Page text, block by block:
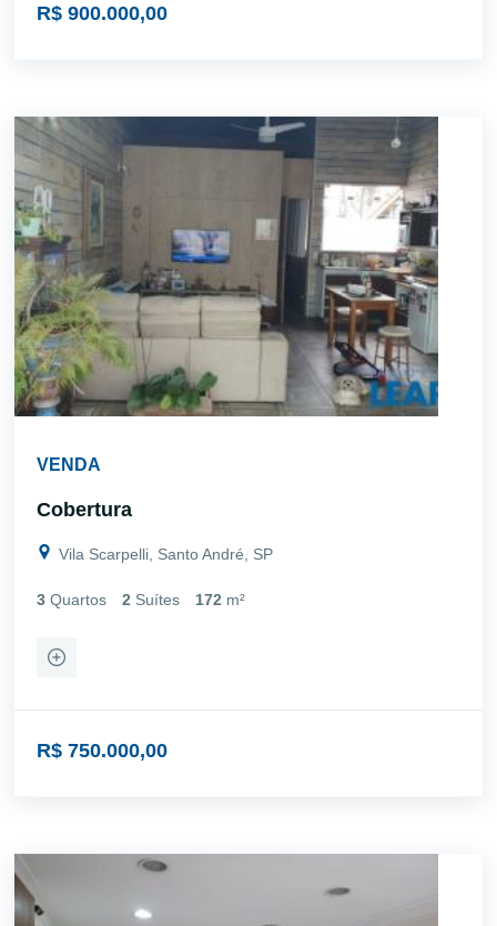
R$ 900.000,00
VENDA
Cobertura
Vila Scarpelli, Santo André, SP
3 Quartos 2 Suítes 172 m²
R$ 750.000,00